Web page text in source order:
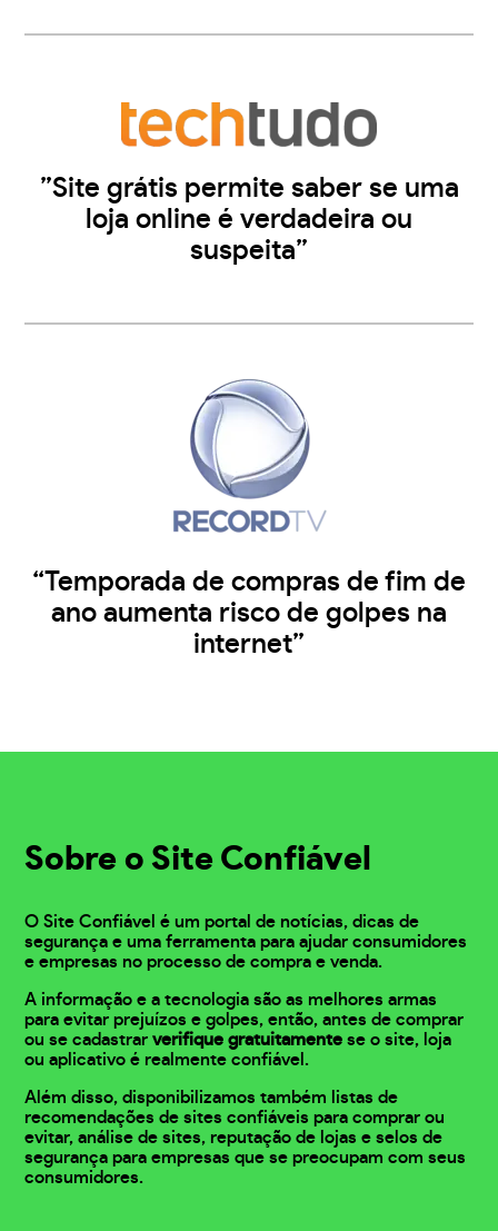
”Site grátis permite saber se uma
loja online é verdadeira ou
suspeita”
“Temporada de compras de fim de
ano aumenta risco de golpes na
internet”
Sobre o Site Confiável
O Site Confiável é um portal de notícias, dicas de
segurança e uma ferramenta para ajudar consumidores
e empresas no processo de compra e venda.
A informação e a tecnologia são as melhores armas
para evitar prejuízos e golpes, então, antes de comprar
ou se cadastrarverifique gratuitamente se o site, loja
ou aplicativo é realmente confiável.
Além disso, disponibilizamos também listas de
recomendações de sites confiáveis para comprar ou
evitar, análise de sites, reputação de lojas e selos de
segurança para empresas que se preocupam com seus
consumidores.